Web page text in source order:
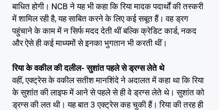
बाधित होगी। NCB ने यह भी कहा कि रिया मादक पदार्थों की तस्करी
में शामिल रही है, यह साबित करने के लिए कई सबूत हैं। वह ड्रग
पहुंचाने के काम में न सिर्फ मदद देती थीं बल्कि क्रेडिट कार्ड, नकद
और ऐसे ही कई माध्यमों से इनका भुगतान भी करती थीं।
रिया के वकील की दलील- सुशांत पहले से ड्रग्स लेते थे
वहीं, एक्ट्रेस के वकील सतीश मानशिंदे ने अदालत में कहा था कि रिया
के सुशांत की लाइफ में आने से पहले से ही वे ड्रग्स लेते थे। सुशांत को
ड्रग्स की लत थी। यह बात 3 एक्ट्रेस कह चुकी हैं। रिया की तरह ही